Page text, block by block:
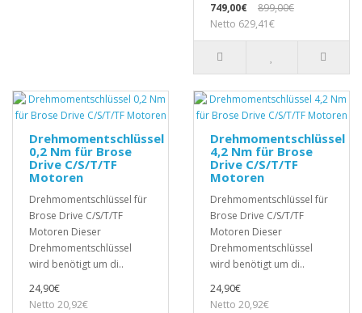
749,00€
899,00€
Netto 629,41€
Drehmomentschlüssel
0,2 Nm für Brose
Drive C/S/T/TF
Motoren
Drehmomentschlüssel für
Brose Drive C/S/T/TF
Motoren Dieser
Drehmomentschlüssel
wird benötigt um di..
24,90€
Netto 20,92€
Drehmomentschlüssel
4,2 Nm für Brose
Drive C/S/T/TF
Motoren
Drehmomentschlüssel für
Brose Drive C/S/T/TF
Motoren Dieser
Drehmomentschlüssel
wird benötigt um di..
24,90€
Netto 20,92€